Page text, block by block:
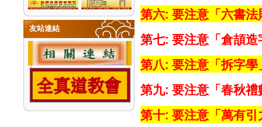
友站連結
第六: 要注意「六書
第七: 要注意「倉頡造
第八: 要注意「拆字學
第九: 要注意「春秋禮
第十: 要注意「萬有引